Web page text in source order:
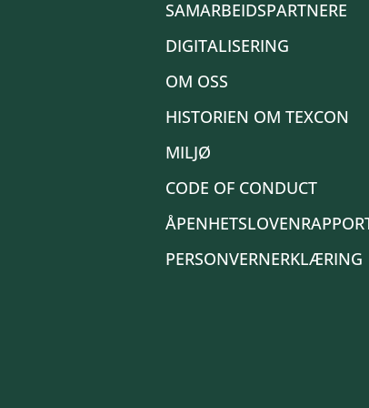
SAMARBEIDSPARTNERE
DIGITALISERING
OM OSS
HISTORIEN OM TEXCON
MILJØ
CODE OF CONDUCT
PERSONVERNERKLÆRING